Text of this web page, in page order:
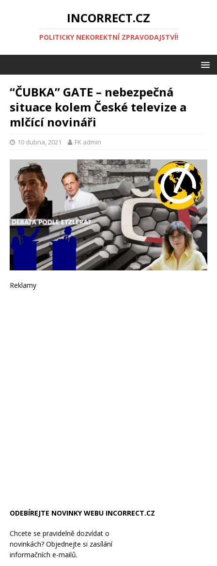
INCORRECT.CZ
POLITICKY NEKOREKTNÍ ZPRAVODAJSTVÍ!
“ČUBKA” GATE – nebezpečná
situace kolem České televize a
mlčící novináři
10 dubna, 2021 FK admin
Reklamy
ODEBÍREJTE NOVINKY WEBU INCORRECT.CZ
Chcete se pravidelně dozvídat o
novinkách? Objednejte si zasílání
informačních e-mailů.